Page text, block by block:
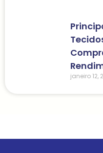
janeiro 12,